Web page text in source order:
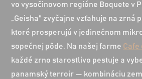
vo vysočinovom regióne Boquete v
„Geisha" zvyčajne vzťahuje na zrná
ktoré prosperujú v jedinečnom
sopečnej pôde. Na našej farme Cafe
každé zrno starostlivo pestuje a
panamský terroir — kombináciu